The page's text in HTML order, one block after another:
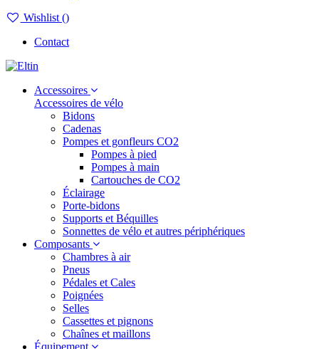
Wishlist ()
Contact
Accessoires
Accessoires de vélo
Bidons
Cadenas
Pompes et gonfleurs CO2
Pompes à pied
Pompes à main
Cartouches de CO2
Éclairage
Porte-bidons
Supports et Béquilles
Sonnettes de vélo et autres périphériques
Composants
Chambres à air
Pneus
Pédales et Cales
Poignées
Selles
Cassettes et pignons
Chaînes et maillons
Équipement